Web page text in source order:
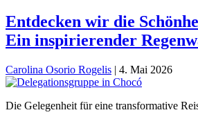
Entdecken wir die
Ein inspirierender
Carolina Osorio Rogelis | 4. Mai 2026
Die Gelegenheit für eine transformative